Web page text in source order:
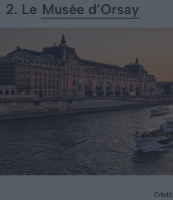
2. Le Musée d’Orsay